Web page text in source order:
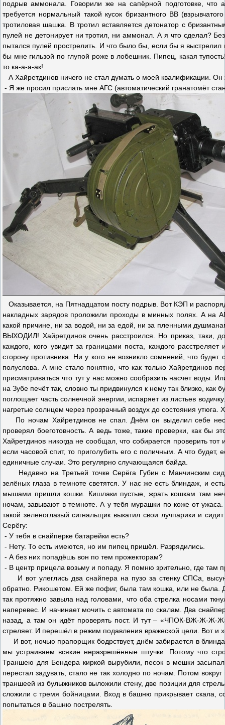
подрыв аммонала. Говорили же на сапёрной подготовке, что
требуется нормальный такой кусок бризантного ВВ
тротиловая шашка. В тротил вставляется детонатор с
пулей не детонирует ни тротил, ни аммонал. А я что сделал?
пытался пулей прострелить. И что было бы, если бы я
бы мне гильзой по глупой роже в лобешник. Пипец, какая
то ка-а-а-ак!
А Хайретдинов ничего не стал думать о моей квалификации.
- Я же просил прислать мне АГС (автоматический гранатомёт
Оказывается, на Пятнадцатом посту подрыв. Вот КЭП и
накладных зарядов проложили проходы в минных полях. А на
какой причине, ни за водой, ни за едой, ни за пленными
ВЫХОДИЛ! Хайретдинов очень расстроился. Но приказ, таки,
каждого, кого увидит за границами поста, каждого
сторону противника. Ни у кого не возникло сомнений, что
полуслова. А мне стало понятно, что как только Хайретдинов
присматриваться что тут у нас можно сообразить насчет воды.
на Зубе печёт так, словно ты придвинулся к нему так близко, как
поглощает часть солнечной энергии, испаряет из листьев
нагретые солнцем через прозрачный воздух до состояния
По ночам Хайретдинов не спал. Днём он выделил себе
проверял боеготовность. А ведь тоже, такие проверки, как бы
Хайретдинов никогда не сообщал, что собирается проверить
если часовой спит, то приголубить его с поличным. А что
единичные случаи. Это регулярно случающаяся байда.
Недавно на Третьей точке Серёга Губин с Манчинским
зелёных глаза в темноте светятся. У нас же есть блиндаж, и
мышами пришли кошки. Кишлаки пустые, жрать кошкам там
ночам, завывают в темноте. А у тебя мурашки по коже от
такой зеленоглазый сигнальщик выкатил свои лучпарики и
Серёгу:
- У тебя в снайперке батарейки есть?
- Нету. То есть имеются, но им пипец пришёл. Разрядились.
- А без них попадёшь вон по тем прожекторам?
- В центр прицела возьму и попаду. Я помню зрительно, где там
И вот улеглись два снайпера на пузо за стенку СПСа,
обратно. Рикошетом. Ей же пофиг, была там кошка, или не была.
так протяжно завыла над головами, что оба стрелка носами
наперевес. И начинает мочить с автомата по скалам. Два
назад, а там он идёт проверять пост. И тут – «ЧПОК-ВЖ-Ж-Ж-
стреляет. И перешёл в режим подавления вражеской цели. Вот и
И вот, ночью прапорщик бодрствует, днём забирается в
мы устраиваем всякие неразрешённые штучки. Потому что
Траншею для Бендера киркой вырубили, песок в мешки
перестал задувать, стало не так холодно по ночам. Потом
траншеей из булыжников выложили стену, две позиции для
сложили с тремя бойницами. Вход в башню прикрывает скала,
попытаться в башню пострелять.